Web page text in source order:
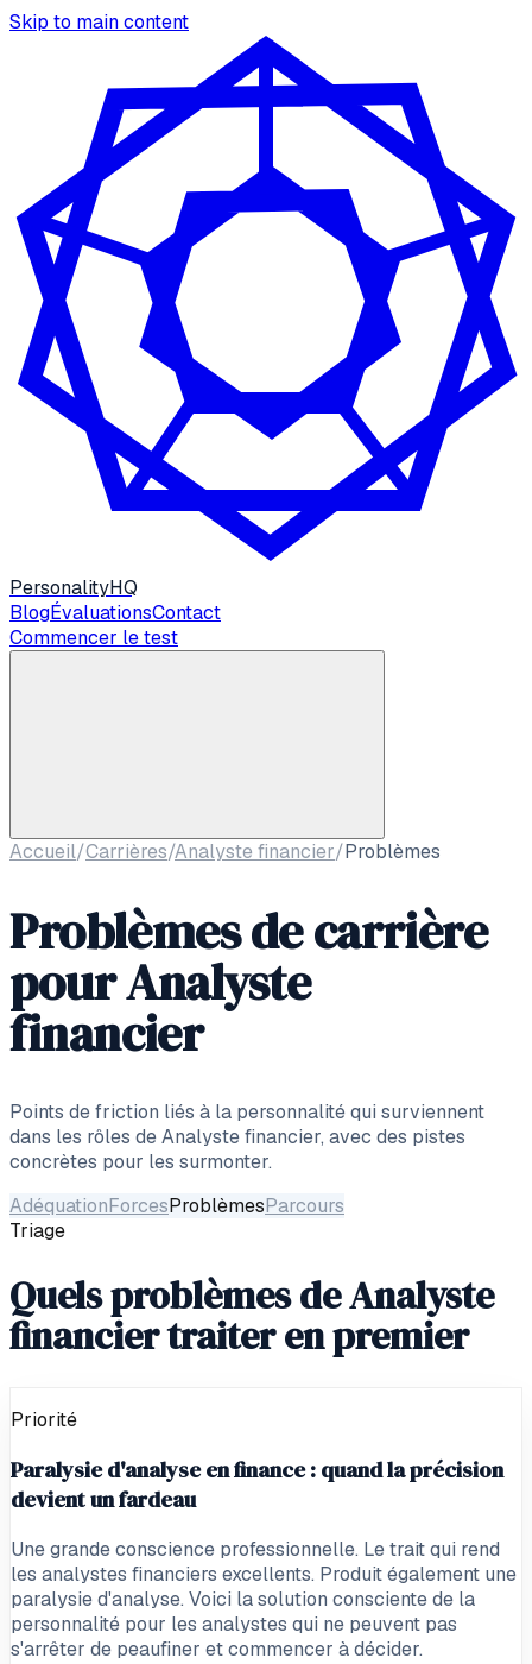
Skip to main content
PersonalityHQ
BlogÉvaluationsContact
Commencer le test
Accueil/Carrières/Analyste financier/Problèmes
Problèmes de carrière
pourAnalyste
financier
Points de friction liés à la personnalité qui surviennent
dans les rôles deAnalyste financier, avec des pistes
concrètes pour les surmonter.
AdéquationForcesProblèmesParcours
Triage
Quels problèmes de Analyste
financier traiter en premier
Priorité
Paralysie d'analyse en finance : quand la précision
devient un fardeau
Une grande conscience professionnelle. Le trait qui rend
les analystes financiers excellents. Produit également une
paralysie d'analyse. Voici la solution consciente de la
personnalité pour les analystes qui ne peuvent pas
s'arrêter de peaufiner et commencer à décider.